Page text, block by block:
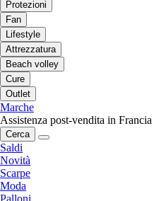
Protezioni
Fan
Lifestyle
Attrezzatura
Beach volley
Cure
Outlet
Marche
Assistenza post-vendita in Francia
Cerca
Saldi
Novità
Scarpe
Moda